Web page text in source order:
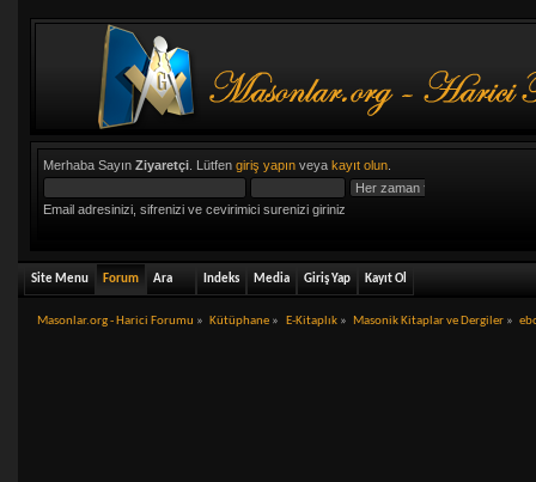
Merhaba Sayın Ziyaretçi. Lütfen giriş yapınveya kayıt olun.
Email adresinizi, sifrenizi ve cevirimici surenizi giriniz
Site Menu Forum Ara Indeks Media Giriş Yap Kayıt Ol
Masonlar.org - Harici Forumu » Kütüphane » E-Kitaplık» Masonik Kitaplar ve Dergiler»